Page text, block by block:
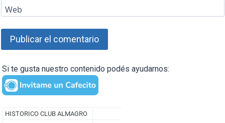
Web
Si te gusta nuestro contenido podés ayudarnos: